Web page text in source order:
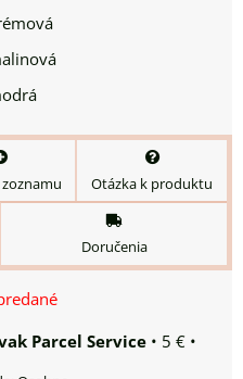
Otázka k produktu
Doručenia
Parcel Service • 5 € •